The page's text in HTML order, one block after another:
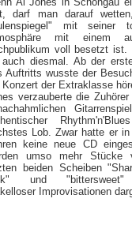
darf man darauf
mit seiner
mit einem
voll besetzt ist.
diesmal. Ab der
Auftritts wusste der
Konzert der Extraklasse
verzauberte die
Lob. Zwar hatte er
keine neue CD
umso mehr Stücke
beiden Scheiben
und "bittersweet"
Improvisationen